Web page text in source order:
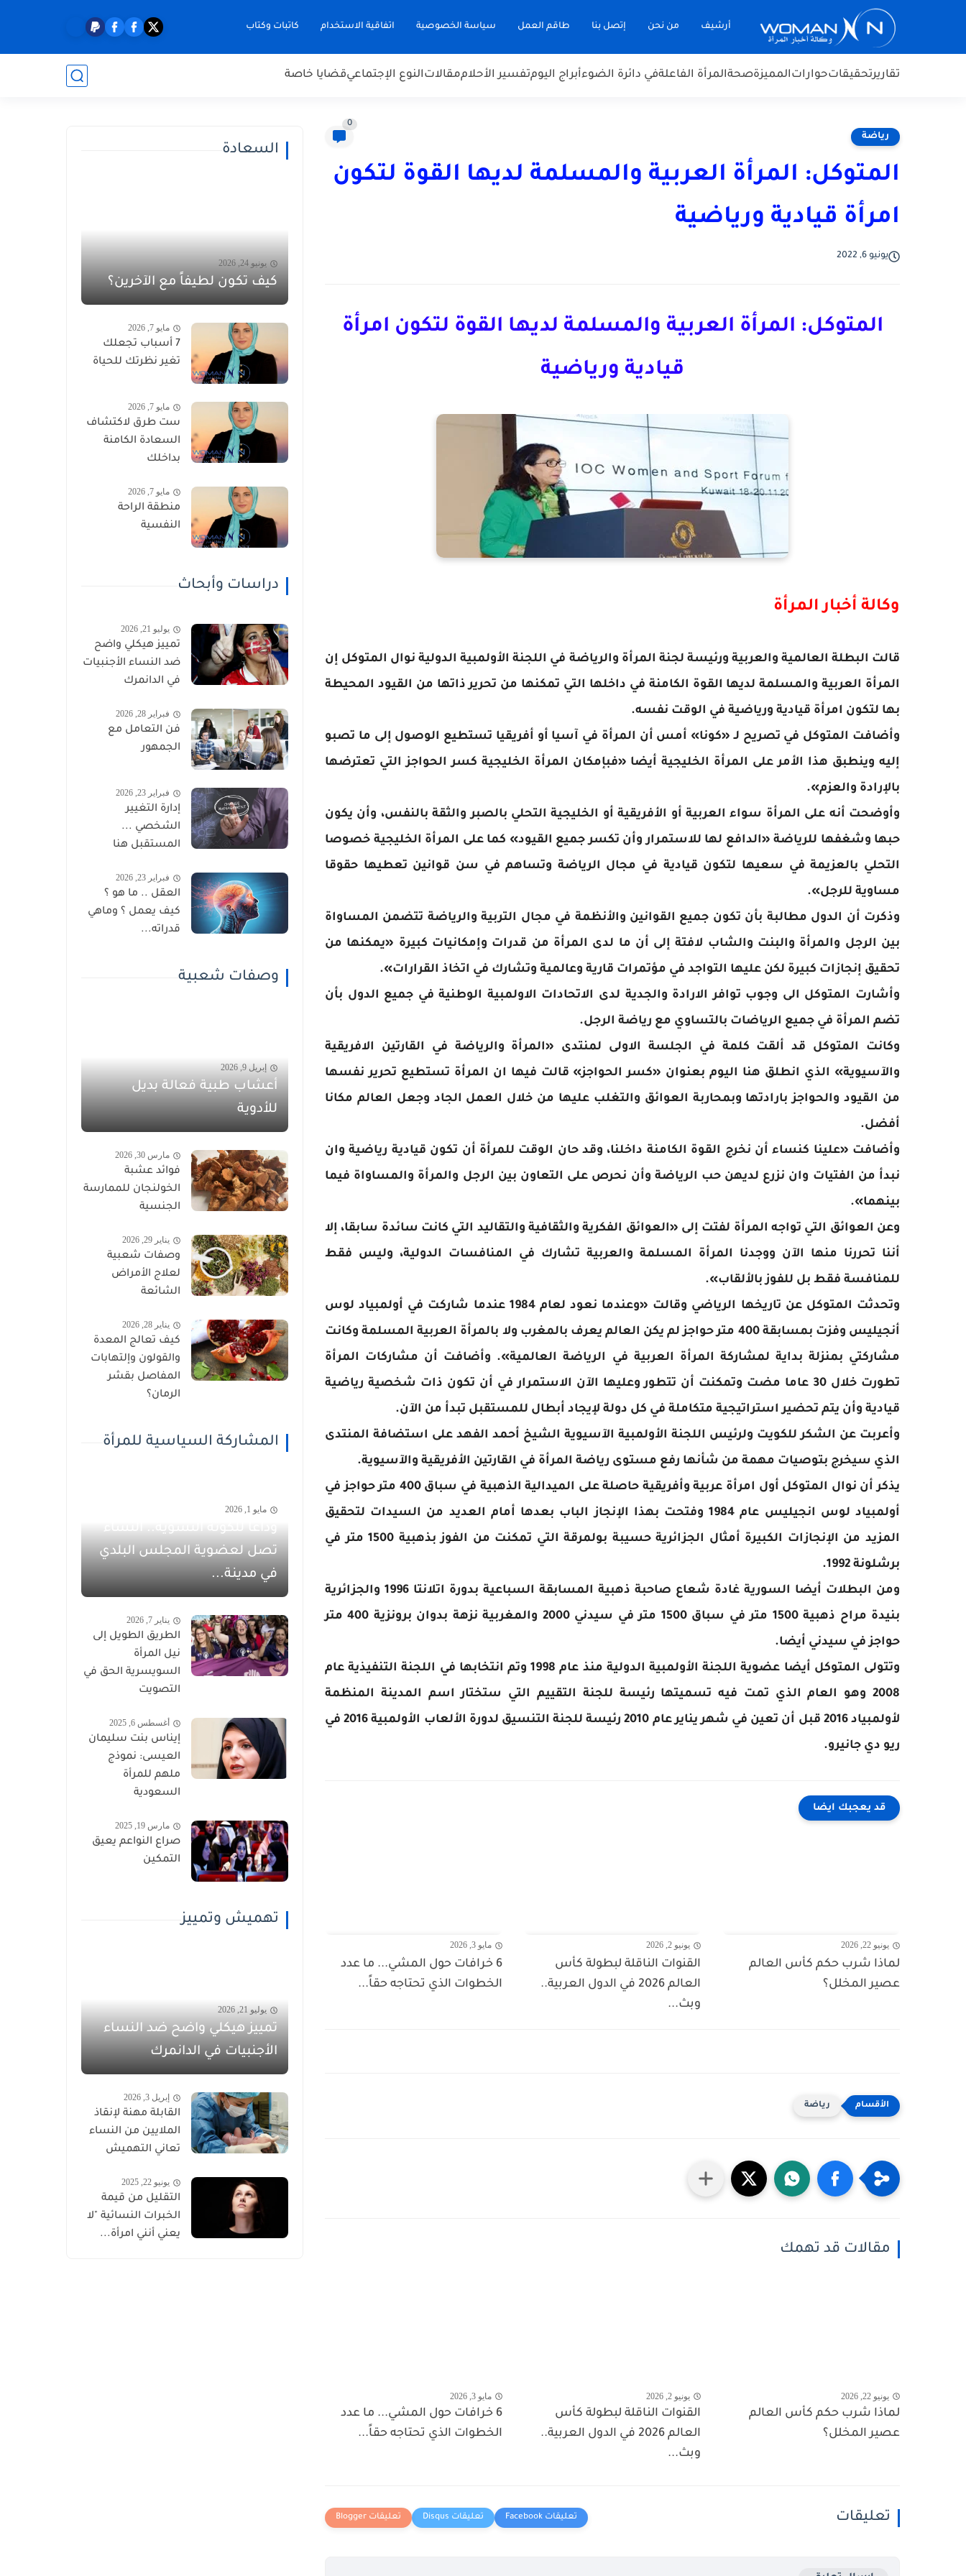
أرشيف من نحن إتصل بنا طاقم العمل سياسة الخصوصية اتفاقية الاستخدام كاتبات وكتاب
تقاريرتحقيقاتحواراتالمميزةصحةالمرأة الفاعلةفي دائرة الضوءأبراج اليومتفسير الأحلاممقالاتالنوع الإجتماعيقضايا خاصة
رياضة
0
المتوكل: المرأة العربية والمسلمة لديها القوة لتكون
امرأة قيادية ورياضية
يونيو 6, 2022
المتوكل: المرأة العربية والمسلمة لديها القوة لتكون امرأة
قيادية ورياضية
وكالة أخبار المرأة
قالت البطلة العالمية والعربية ورئيسة لجنة المرأة والرياضة في اللجنة الأولمبية الدولية نوال المتوكل إن
المرأة العربية والمسلمة لديها القوة الكامنة في داخلها التي تمكنها من تحرير ذاتها من القيود المحيطة
بها لتكون امرأة قيادية ورياضية في الوقت نفسه.
وأضافت المتوكل في تصريح لـ «كونا» أمس أن المرأة في آسيا أو أفريقيا تستطيع الوصول إلى ما تصبو
إليه وينطبق هذا الأمر على المرأة الخليجية أيضا «فبإمكان المرأة الخليجية كسر الحواجز التي تعترضها
بالإرادة والعزم».
وأوضحت أنه على المرأة سواء العربية أو الأفريقية أو الخليجية التحلي بالصبر والثقة بالنفس، وأن يكون
حبها وشغفها للرياضة «الدافع لها للاستمرار وأن تكسر جميع القيود» كما على المرأة الخليجية خصوصا
التحلي بالعزيمة في سعيها لتكون قيادية في مجال الرياضة وتساهم في سن قوانين تعطيها حقوقا
مساوية للرجل».
وذكرت أن الدول مطالبة بأن تكون جميع القوانين والأنظمة في مجال التربية والرياضة تتضمن المساواة
بين الرجل والمرأة والبنت والشاب لافتة إلى أن ما لدى المرأة من قدرات وإمكانيات كبيرة «يمكنها من
تحقيق إنجازات كبيرة لكن عليها التواجد في مؤتمرات قارية وعالمية وتشارك في اتخاذ القرارات».
وأشارت المتوكل الى وجوب توافر الارادة والجدية لدى الاتحادات الاولمبية الوطنية في جميع الدول بأن
تضم المرأة في جميع الرياضات بالتساوي مع رياضة الرجل.
وكانت المتوكل قد ألقت كلمة في الجلسة الاولى لمنتدى «المرأة والرياضة في القارتين الافريقية
والآسيوية» الذي انطلق هنا اليوم بعنوان «كسر الحواجز» قالت فيها ان المرأة تستطيع تحرير نفسها
من القيود والحواجز بارادتها وبمحاربة العوائق والتغلب عليها من خلال العمل الجاد وجعل العالم مكانا
أفضل.
وأضافت «علينا كنساء أن نخرج القوة الكامنة داخلنا، وقد حان الوقت للمرأة أن تكون قيادية رياضية وان
نبدأ من الفتيات وان نزرع لديهن حب الرياضة وأن نحرص على التعاون بين الرجل والمرأة والمساواة فيما
بينهما».
وعن العوائق التي تواجه المرأة لفتت إلى «العوائق الفكرية والثقافية والتقاليد التي كانت سائدة سابقا، إلا
أننا تحررنا منها الآن ووجدنا المرأة المسلمة والعربية تشارك في المنافسات الدولية، وليس فقط
للمنافسة فقط بل للفوز بالألقاب».
وتحدثت المتوكل عن تاريخها الرياضي وقالت «وعندما نعود لعام 1984 عندما شاركت في أولمبياد لوس
أنجيليس وفزت بمسابقة 400 متر حواجز لم يكن العالم يعرف بالمغرب ولا بالمرأة العربية المسلمة وكانت
مشاركتي بمنزلة بداية لمشاركة المرأة العربية في الرياضة العالمية». وأضافت أن مشاركات المرأة
تطورت خلال 30 عاما مضت وتمكنت أن تتطور وعليها الآن الاستمرار في أن تكون ذات شخصية رياضية
قيادية وأن يتم تحضير استراتيجية متكاملة في كل دولة لإيجاد أبطال للمستقبل تبدأ من الآن.
وأعربت عن الشكر للكويت ولرئيس اللجنة الأولمبية الآسيوية الشيخ أحمد الفهد على استضافة المنتدى
الذي سيخرج بتوصيات مهمة من شأنها رفع مستوى رياضة المرأة في القارتين الأفريقية والآسيوية.
يذكر أن نوال المتوكل أول امرأة عربية وأفريقية حاصلة على الميدالية الذهبية في سباق 400 متر حواجز في
أولمبياد لوس انجيليس عام 1984 وفتحت بهذا الإنجاز الباب بعدها أمام العديد من السيدات لتحقيق
المزيد من الإنجازات الكبيرة أمثال الجزائرية حسيبة بولمرقة التي تمكنت من الفوز بذهبية 1500 متر في
برشلونة 1992.
ومن البطلات أيضا السورية غادة شعاع صاحبة ذهبية المسابقة السباعية بدورة اتلانتا 1996 والجزائرية
بنيدة مراح ذهبية 1500 متر في سباق 1500 متر في سيدني 2000 والمغربية نزهة بدوان برونزية 400 متر
حواجز في سيدني أيضا.
وتتولى المتوكل أيضا عضوية اللجنة الأولمبية الدولية منذ عام 1998 وتم انتخابها في اللجنة التنفيذية عام
2008 وهو العام الذي تمت فيه تسميتها رئيسة للجنة التقييم التي ستختار اسم المدينة المنظمة
لأولمبياد 2016 قبل أن تعين في شهر يناير عام 2010 رئيسة للجنة التنسيق لدورة الألعاب الأولمبية 2016 في
ريو دي جانيرو.
قد يعجبك ايضا
يونيو 22, 2026
لماذا شرب حكم كأس العالم
عصير المخلل؟
يونيو 2, 2026
القنوات الناقلة لبطولة كأس
العالم 2026 في الدول العربية..
وبث...
مايو 3, 2026
6 خرافات حول المشي... ما عدد
الخطوات الذي تحتاجه حقاً...
رياضة
مقالات قد تهمك
يونيو 22, 2026
لماذا شرب حكم كأس العالم
عصير المخلل؟
يونيو 2, 2026
القنوات الناقلة لبطولة كأس
العالم 2026 في الدول العربية..
وبث...
مايو 3, 2026
6 خرافات حول المشي... ما عدد
الخطوات الذي تحتاجه حقاً...
تعليقات
السعادة
يونيو 24, 2026
كيف تكون لطيفاً مع الآخرين؟
مايو 7, 2026
7 أسباب تجعلك
تغير نظرتك للحياة
مايو 7, 2026
ست طرق لاكتشاف
السعادة الكامنة
بداخلك
مايو 7, 2026
منطقة الراحة
النفسية
دراسات وأبحاث
يوليو 21, 2026
تمييز هيكلي واضح
ضد النساء الأجنبيات
في الدانمرك
فبراير 28, 2026
فن التعامل مع
الجمهور
فبراير 23, 2026
إدارة التغيير
الشخصي ...
المستقبل هنا
فبراير 23, 2026
العقل .. ما هو ؟
كيف يعمل ؟ وماهي
قدراته...
وصفات شعبية
إبريل 9, 2026
أعشاب طبية فعالة بديل
للأدوية
مارس 30, 2026
فوائد عشبة
الخولنجان للممارسة
الجنسية
يناير 29, 2026
وصفات شعبية
لعلاج الأمراض
الشائعة
يناير 28, 2026
كيف تعالج المعدة
والقولون وإلتهابات
المفاصل بقشر
الرمان؟
المشاركة السياسية للمرأة
مايو 1, 2026
وداعاً للكوتة النسوية.. النساء
تصل لعضوية المجلس البلدي
في مدينة...
يناير 7, 2026
الطريق الطويل إلى
نيل المرأة
السويسرية الحق في
التصويت
أغسطس 6, 2025
إيناس بنت سليمان
العيسى: نموذج
ملهم للمرأة
السعودية
مارس 19, 2025
صراع النواعم يعيق
التمكين
تهميش وتمييز
يوليو 21, 2026
تمييز هيكلي واضح ضد النساء
الأجنبيات في الدانمرك
إبريل 3, 2026
القابلة مهنة لإنقاذ
الملايين من النساء
تعاني التهميش
يونيو 22, 2025
التقليل من قيمة
الخبرات النسائية "لا
يعني أنني امرأة...